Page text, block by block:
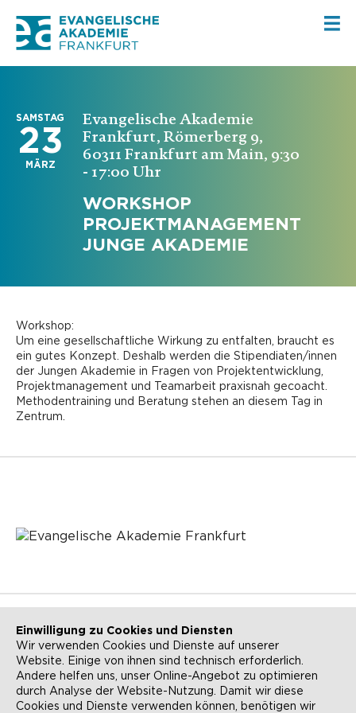
SAMSTAG
23
MÄRZ
Evangelische Akademie
Frankfurt, Römerberg 9,
60311 Frankfurt am Main, 9:30
- 17:00 Uhr
WORKSHOP
PROJEKTMANAGEMENT
JUNGE AKADEMIE
Workshop:
Um eine gesellschaftliche Wirkung zu entfalten, braucht es
ein gutes Konzept. Deshalb werden die Stipendiaten/innen
der Jungen Akademie in Fragen von Projektentwicklung,
Projektmanagement und Teamarbeit praxisnah gecoacht.
Methodentraining und Beratung stehen an diesem Tag in
Zentrum.
NEWSLETTER KONTAKT
ANFAHRT BARRIEREFREIHEIT
Einwilligung zu Cookies und Diensten
Wir verwenden Cookies und Dienste auf unserer
Website. Einige von ihnen sind technisch erforderlich.
Andere helfen uns, unser Online-Angebot zu optimieren
durch Analyse der Website-Nutzung. Damit wir diese
Cookies und Dienste verwenden können, benötigen wir